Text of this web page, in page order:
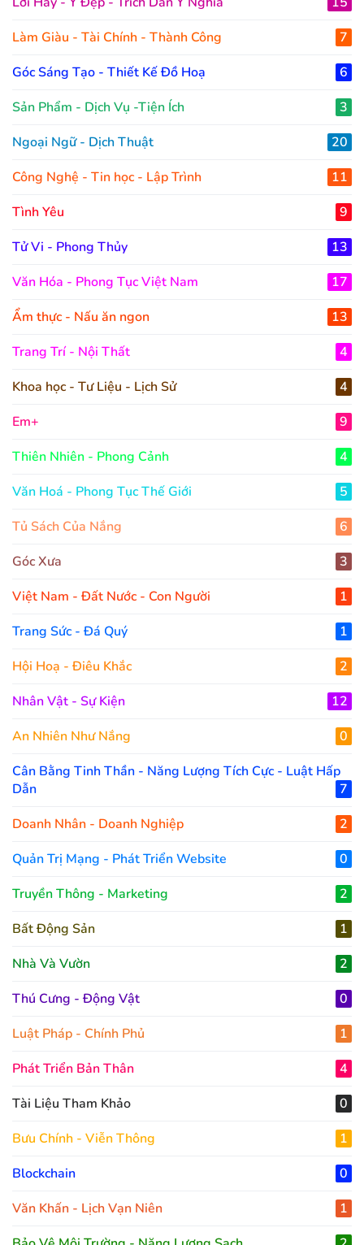
Làm Giàu - Tài Chính - Thành Công
7
Góc Sáng Tạo - Thiết Kế Đồ Hoạ
6
Sản Phẩm - Dịch Vụ -Tiện Ích
3
Ngoại Ngữ - Dịch Thuật
20
Công Nghệ - Tin học - Lập Trình
11
Tình Yêu
9
Tử Vi - Phong Thủy
13
Văn Hóa - Phong Tục Việt Nam
17
Ẩm thực - Nấu ăn ngon
13
Trang Trí - Nội Thất
4
Khoa học - Tư Liệu - Lịch Sử
4
Em+
9
Thiên Nhiên - Phong Cảnh
4
Văn Hoá - Phong Tục Thế Giới
5
Tủ Sách Của Nắng
6
Góc Xưa
3
Việt Nam - Đất Nước - Con Người
1
Trang Sức - Đá Quý
1
Hội Hoạ - Điêu Khắc
2
Nhân Vật - Sự Kiện
12
An Nhiên Như Nắng
0
Cân Bằng Tinh Thần - Năng Lượng Tích Cực - Luật Hấp
Dẫn
7
Doanh Nhân - Doanh Nghiệp
2
Quản Trị Mạng - Phát Triển Website
0
Truyền Thông - Marketing
2
Bất Động Sản
1
Nhà Và Vườn
2
Thú Cưng - Động Vật
0
Luật Pháp - Chính Phủ
1
Phát Triển Bản Thân
4
Tài Liệu Tham Khảo
0
Bưu Chính - Viễn Thông
1
Blockchain
0
Văn Khấn - Lịch Vạn Niên
1